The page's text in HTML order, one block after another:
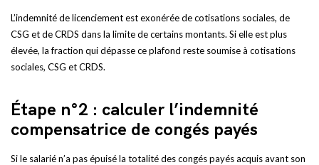
L’indemnité de licenciement est exonérée de cotisations sociales, de
CSG et de CRDS dans la limite de certains montants. Si elle est plus
élevée, la fraction qui dépasse ce plafond reste soumise à cotisations
sociales, CSG et CRDS.
Étape n°2 : calculer l’indemnité
compensatrice de congés payés
Si le salarié n’a pas épuisé la totalité des congés payés acquis avant son